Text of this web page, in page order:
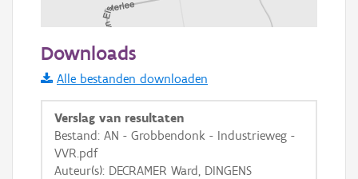
Informatie Vlaanderen
i
+
Downloads
Alle bestanden downloaden
Verslag van resultaten
Bestand: AN - Grobbendonk - Industrieweg -
VVR.pdf
Auteur(s): DECRAMER Ward, DINGENS